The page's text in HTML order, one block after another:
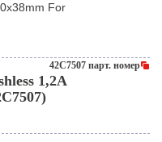
42C7507 парт. номер
1,2A